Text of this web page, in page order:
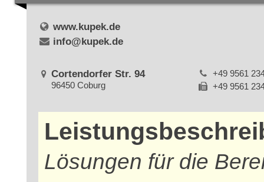
www.kupek.de
info@kupek.de
Cortendorfer Str. 94
96450 Coburg
+49 9561
+49 9561
Lösungen für die